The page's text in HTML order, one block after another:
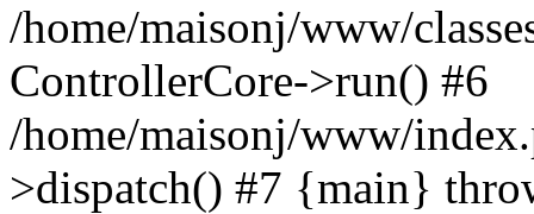
/home/maisonj/www/
ControllerCore->run() #6
/home/maisonj/www/
>dispatch() #7 {main}